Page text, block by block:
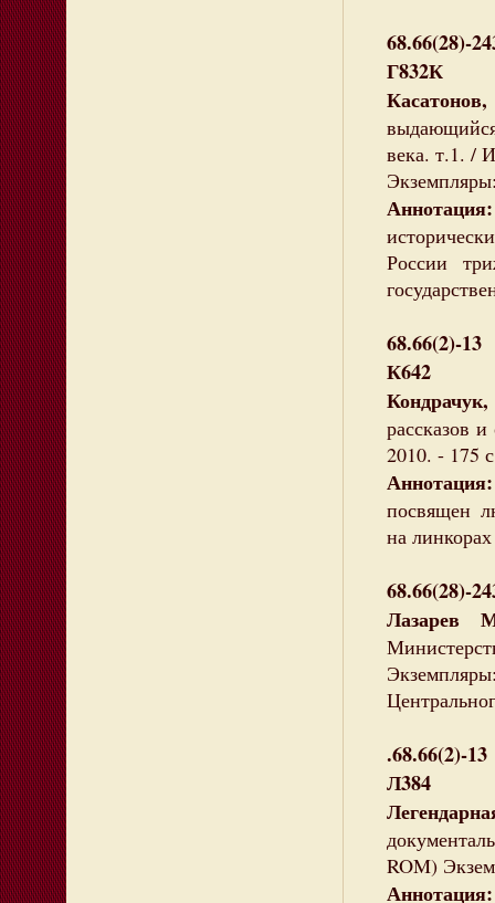
68.66(28)-
Г832К
века. т.1. /
Аннотация:
России
68.66(2)-13
К642
рассказов
2010. - 175
посвящен
на
68.66(28)-
.68.66(2)-13
Л384
ROM)
Аннотация: